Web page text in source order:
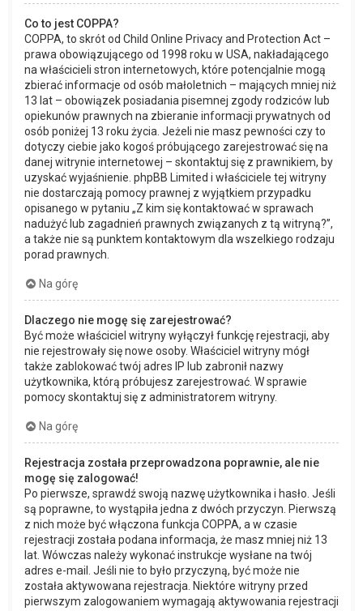
Co to jest COPPA?
COPPA, to skrót od Child Online Privacy and Protection Act –
prawa obowiązującego od 1998 roku w USA, nakładającego
na właścicieli stron internetowych, które potencjalnie mogą
zbierać informacje od osób małoletnich – mających mniej niż
13 lat – obowiązek posiadania pisemnej zgody rodziców lub
opiekunów prawnych na zbieranie informacji prywatnych od
osób poniżej 13 roku życia. Jeżeli nie masz pewności czy to
dotyczy ciebie jako kogoś próbującego zarejestrować się na
danej witrynie internetowej – skontaktuj się z prawnikiem, by
uzyskać wyjaśnienie. phpBB Limited i właściciele tej witryny
nie dostarczają pomocy prawnej z wyjątkiem przypadku
opisanego w pytaniu „Z kim się kontaktować w sprawach
nadużyć lub zagadnień prawnych związanych z tą witryną?”,
a także nie są punktem kontaktowym dla wszelkiego rodzaju
porad prawnych.
Na górę
Dlaczego nie mogę się zarejestrować?
Być może właściciel witryny wyłączył funkcję rejestracji, aby
nie rejestrowały się nowe osoby. Właściciel witryny mógł
także zablokować twój adres IP lub zabronił nazwy
użytkownika, którą próbujesz zarejestrować. W sprawie
pomocy skontaktuj się z administratorem witryny.
Na górę
Rejestracja została przeprowadzona poprawnie, ale nie
mogę się zalogować!
Po pierwsze, sprawdź swoją nazwę użytkownika i hasło. Jeśli
są poprawne, to wystąpiła jedna z dwóch przyczyn. Pierwszą
z nich może być włączona funkcja COPPA, a w czasie
rejestracji została podana informacja, że masz mniej niż 13
lat. Wówczas należy wykonać instrukcje wysłane na twój
adres e-mail. Jeśli nie to było przyczyną, być może nie
została aktywowana rejestracja. Niektóre witryny przed
pierwszym zalogowaniem wymagają aktywowania rejestracji